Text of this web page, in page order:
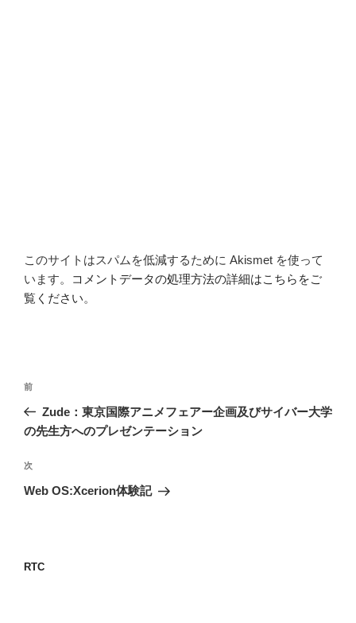
このサイトはスパムを低減するために Akismet を使って
います。
コメントデータの処理方法の詳細はこちらをご
覧ください。
投
ナ
ゲ
ー
前
の
投
前
Zude：東京国際アニメフェアー企画及びサイバー大学
の先生方へのプレゼンテーション
次
の
次
Web OS:Xcerion体験記
RTC